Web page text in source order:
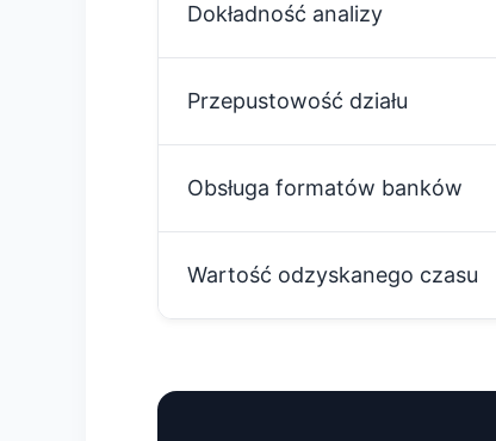
Dokładność analizy
Przepustowość działu
Obsługa formatów banków
Wartość odzyskanego czasu